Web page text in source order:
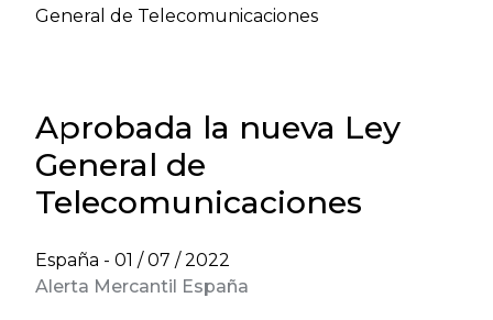
General de Telecomunicaciones
Aprobada la nueva Ley
General de
Telecomunicaciones
España - 01 / 07 / 2022
Alerta Mercantil España